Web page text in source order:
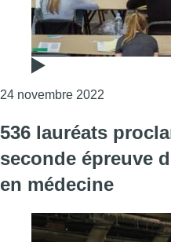
24 novembre 2022
536 lauréats
seconde épreuve
en médecine